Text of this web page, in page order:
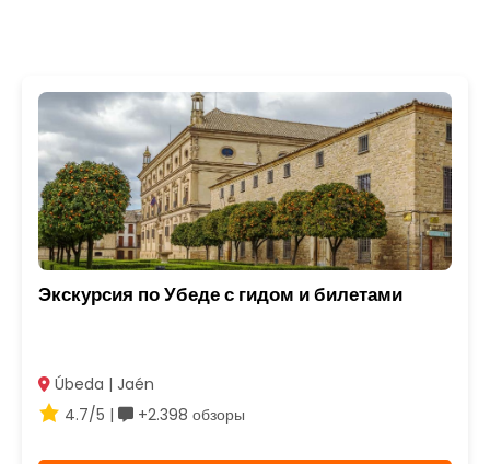
Экскурсия по Убеде с гидом и билетами
Úbeda | Jaén
4.7/5 |
+2.398 обзоры